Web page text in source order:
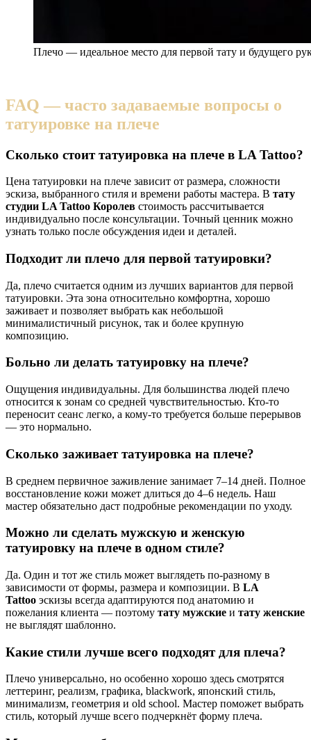
Плечо — идеальное место для первой тату и будущего
FAQ — часто задаваемые вопросы о
татуировке на плече
Сколько стоит татуировка на плече в LA Tattoo?
Цена татуировки на плече зависит от размера, сложности
эскиза, выбранного стиля и времени работы мастера. В тату
студии LA Tattoo Королев стоимость рассчитывается
индивидуально после консультации. Точный ценник можно
узнать только после обсуждения идеи и деталей.
Подходит ли плечо для первой татуировки?
Да, плечо считается одним из лучших вариантов для первой
татуировки. Эта зона относительно комфортна, хорошо
заживает и позволяет выбрать как небольшой
минималистичный рисунок, так и более крупную
композицию.
Больно ли делать татуировку на плече?
Ощущения индивидуальны. Для большинства людей плечо
относится к зонам со средней чувствительностью. Кто-то
переносит сеанс легко, а кому-то требуется больше перерывов
— это нормально.
Сколько заживает татуировка на плече?
В среднем первичное заживление занимает 7–14 дней. Полное
восстановление кожи может длиться до 4–6 недель. Наш
мастер обязательно даст подробные рекомендации по уходу.
Можно ли сделать мужскую и женскую
татуировку на плече в одном стиле?
Да. Один и тот же стиль может выглядеть по-разному в
зависимости от формы, размера и композиции. В LA
Tattoo эскизы всегда адаптируются под анатомию и
пожелания клиента — поэтому тату мужские и тату женские
не выглядят шаблонно.
Какие стили лучше всего подходят для плеча?
Плечо универсально, но особенно хорошо здесь смотрятся
леттеринг, реализм, графика, blackwork, японский стиль,
минимализм, геометрия и old school. Мастер поможет выбрать
стиль, который лучше всего подчеркнёт форму плеча.